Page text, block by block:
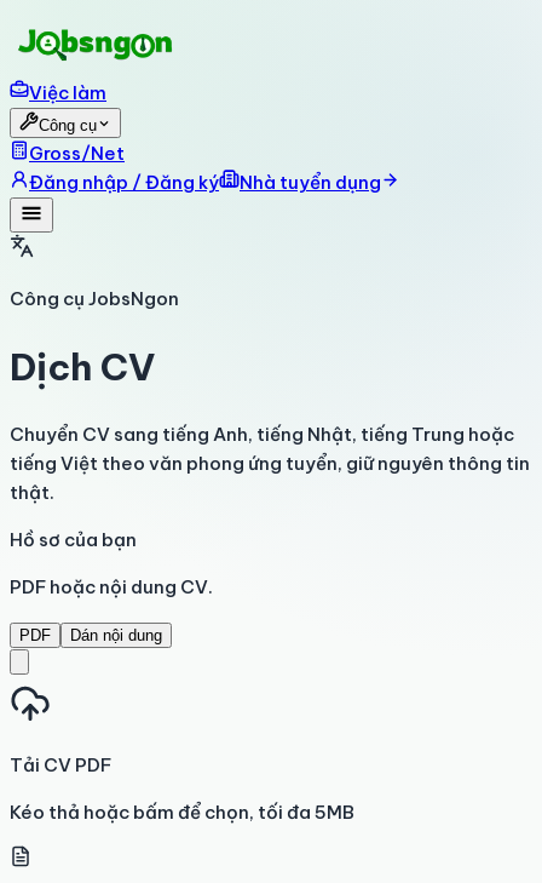
Việc làm
Công cụ
Gross/Net
Đăng nhập / Đăng ký
Nhà tuyển dụng
Công cụ JobsNgon
Dịch CV
Chuyển CV sang tiếng Anh, tiếng Nhật, tiếng Trung hoặc
tiếng Việt theo văn phong ứng tuyển, giữ nguyên thông tin
thật.
Hồ sơ của bạn
PDF hoặc nội dung CV.
PDF Dán nội dung
Tải CV PDF
Kéo thả hoặc bấm để chọn, tối đa 5MB